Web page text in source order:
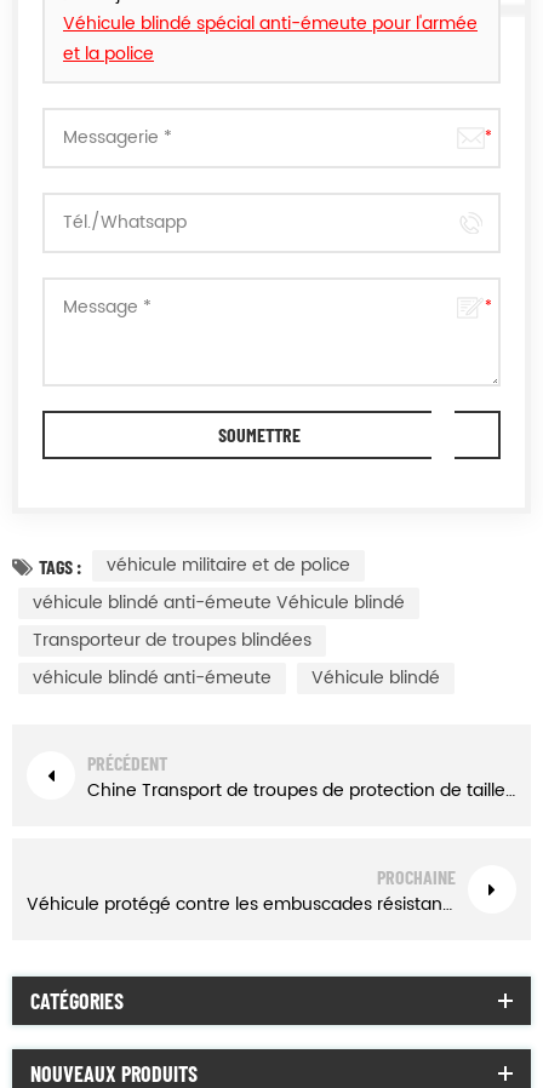
Véhicule blindé spécial anti-émeute pour l'armée
et la police
TAGS :
véhicule militaire et de police
véhicule blindé anti-émeute Véhicule blindé
Transporteur de troupes blindées
véhicule blindé anti-émeute
Véhicule blindé
PRÉCÉDENT
Chine Transport de troupes de protection de taille moyenne Xinxing
PROCHAINE
Véhicule protégé contre les embuscades résistant aux mines Xinxing en Chine
CATÉGORIES
NOUVEAUX PRODUITS